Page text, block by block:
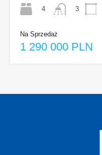
4
3
Na Sprzedaż
1 290 000 PLN